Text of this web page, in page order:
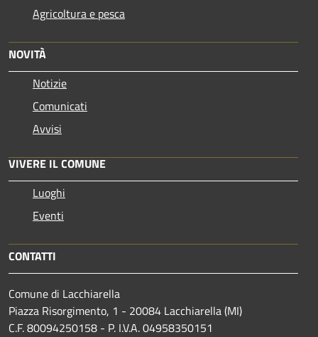
Agricoltura e pesca
NOVITÀ
Notizie
Comunicati
Avvisi
VIVERE IL COMUNE
Luoghi
Eventi
CONTATTI
Comune di Lacchiarella
Piazza Risorgimento, 1 - 20084 Lacchiarella (MI)
C.F. 80094250158 - P. I.V.A. 04958350151